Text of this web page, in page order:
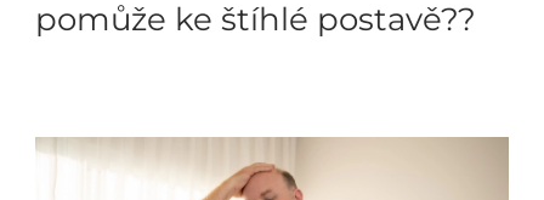
pomůže ke štíhlé postavě??